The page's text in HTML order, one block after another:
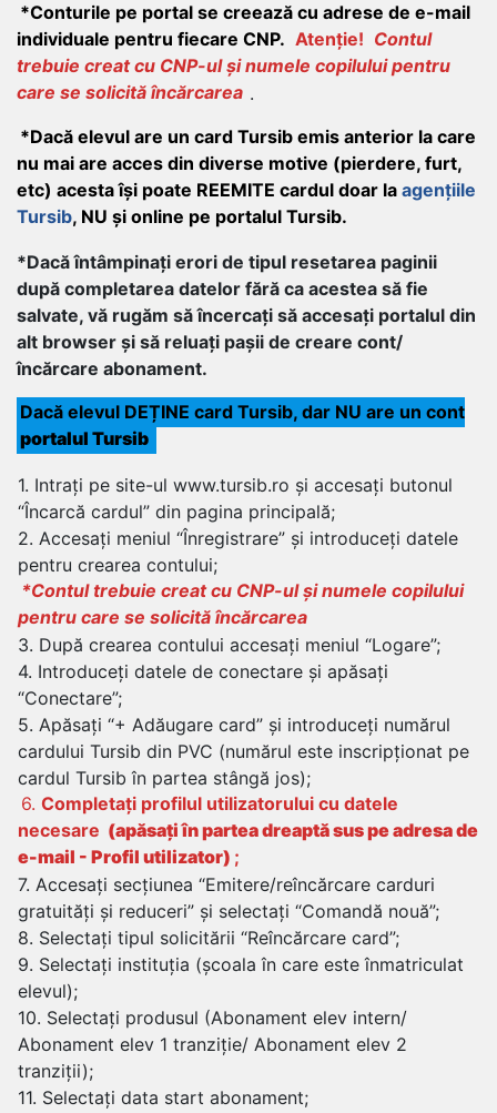
*Conturile pe portal se creează cu adrese de e-mail
individuale pentru fiecare CNP. Atenție! Contul
trebuie creat cu CNP-ul și numele copilului pentru
care se solicită încărcarea .
*Dacă elevul are un card Tursib emis anterior la care
nu mai are acces din diverse motive (pierdere, furt,
etc) acesta își poate REEMITE cardul doar la agențiile
Tursib, NU și online pe portalul Tursib.
*Dacă întâmpinați erori de tipul resetarea paginii
după completarea datelor fără ca acestea să fie
salvate, vă rugăm să încercați să accesați portalul din
alt browser și să reluați pașii de creare cont/
încărcare abonament.
Dacă elevul DEȚINE card Tursib, dar NU are un cont
portalul Tursib
1. Intrați pe site-ul www.tursib.ro și accesați butonul
“Încarcă cardul” din pagina principală;
2. Accesați meniul “Înregistrare” și introduceți datele
pentru crearea contului;
*Contul trebuie creat cu CNP-ul și numele copilului
pentru care se solicită încărcarea
3. După crearea contului accesați meniul “Logare”;
4. Introduceți datele de conectare și apăsați
“Conectare”;
5. Apăsați “+ Adăugare card” și introduceți numărul
cardului Tursib din PVC (numărul este inscripționat pe
cardul Tursib în partea stângă jos);
6.Completați profilul utilizatorului cu datele
necesare (apăsați în partea dreaptă sus pe adresa de
e-mail - Profil utilizator) ;
7. Accesați secțiunea “Emitere/reîncărcare carduri
gratuități și reduceri” și selectați “Comandă nouă”;
8. Selectați tipul solicitării “Reîncărcare card”;
9. Selectați instituția (școala în care este înmatriculat
elevul);
10. Selectați produsul (Abonament elev intern/
Abonament elev 1 tranziție/ Abonament elev 2
tranziții);
11. Selectați data start abonament;